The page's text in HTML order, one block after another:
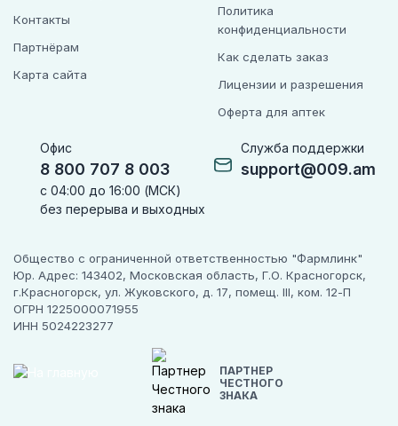
Офис
8 800 707 8 003
с 04:00 до 16:00 (МСК)
без перерыва и выходных
Служба поддержки
support@009.am
Контакты
Партнёрам
Карта сайта
Политика
конфиденциальности
Как сделать заказ
Лицензии и разрешения
Оферта для аптек
Общество с ограниченной ответственностью "Фармлинк"
Юр. Адрес: 143402, Московская область, Г.О. Красногорск,
г.Красногорск, ул. Жуковского, д. 17, помещ. III, ком. 12-П
ОГРН 1225000071955
ИНН 5024223277
ПАРТНЕР
ЧЕСТНОГО
ЗНАКА